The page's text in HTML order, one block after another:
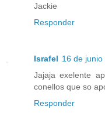
Jackie
Responder
Israfel 16 de
Jajaja exelente
conellos que so
Responder